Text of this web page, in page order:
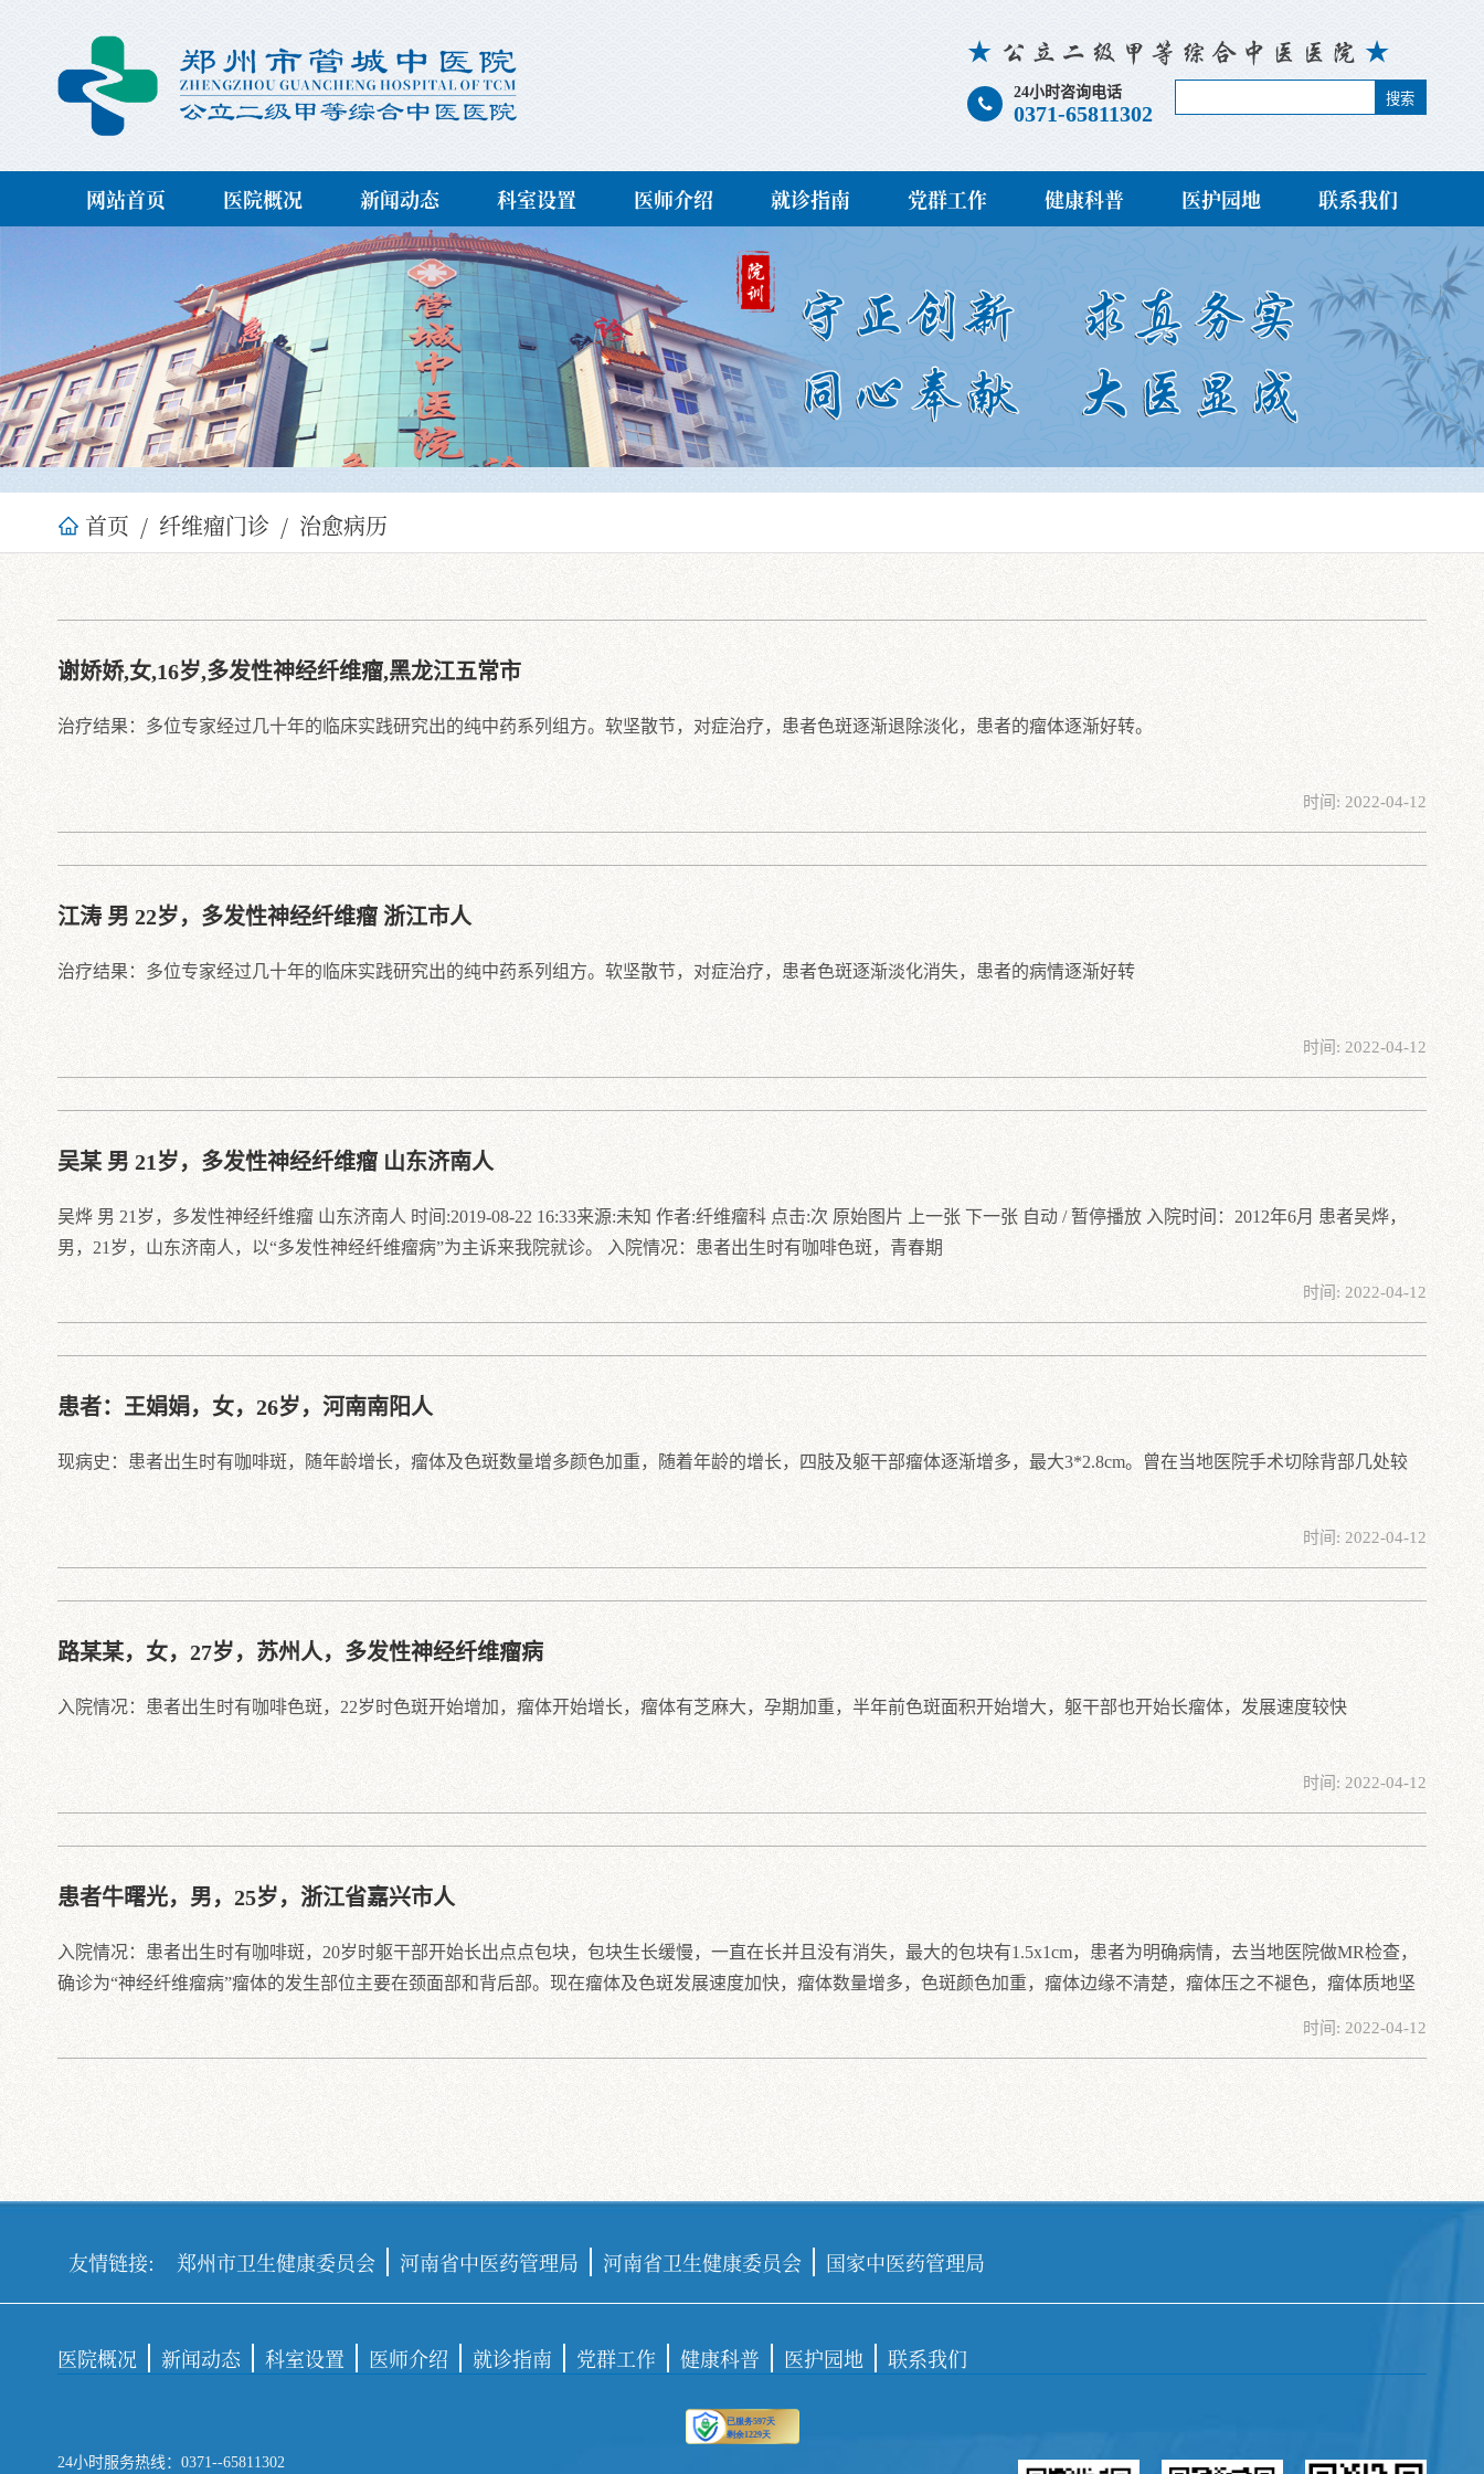
24小时咨询电话
0371-65811302
搜索
网站首页 医院概况 新闻动态 科室设置 医师介绍 就诊指南 党群工作 健康科普 医护园地 联系我们
首页 纤维瘤门诊 治愈病历
谢娇娇,女,16岁,多发性神经纤维瘤,黑龙江五常市
治疗结果：多位专家经过几十年的临床实践研究出的纯中药系列组方。软坚散节，对症治疗，患者色斑逐渐退除淡化，患者的瘤体逐渐好转。
时间: 2022-04-12
江涛 男 22岁，多发性神经纤维瘤 浙江市人
治疗结果：多位专家经过几十年的临床实践研究出的纯中药系列组方。软坚散节，对症治疗，患者色斑逐渐淡化消失，患者的病情逐渐好转
时间: 2022-04-12
吴某 男 21岁，多发性神经纤维瘤 山东济南人
吴烨 男 21岁，多发性神经纤维瘤 山东济南人 时间:2019-08-22 16:33来源:未知 作者:纤维瘤科 点击:次 原始图片 上一张 下一张 自动 / 暂停播放 入院时间：2012年6月 患者吴烨，
男，21岁，山东济南人，以“多发性神经纤维瘤病”为主诉来我院就诊。 入院情况：患者出生时有咖啡色斑，青春期
时间: 2022-04-12
患者：王娟娟，女，26岁，河南南阳人
现病史：患者出生时有咖啡斑，随年龄增长，瘤体及色斑数量增多颜色加重，随着年龄的增长，四肢及躯干部瘤体逐渐增多，最大3*2.8cm。曾在当地医院手术切除背部几处较
时间: 2022-04-12
路某某，女，27岁，苏州人，多发性神经纤维瘤病
入院情况：患者出生时有咖啡色斑，22岁时色斑开始增加，瘤体开始增长，瘤体有芝麻大，孕期加重，半年前色斑面积开始增大，躯干部也开始长瘤体，发展速度较快
时间: 2022-04-12
患者牛曙光，男，25岁，浙江省嘉兴市人
入院情况：患者出生时有咖啡斑，20岁时躯干部开始长出点点包块，包块生长缓慢，一直在长并且没有消失，最大的包块有1.5x1cm，患者为明确病情，去当地医院做MR检查，
确诊为“神经纤维瘤病”瘤体的发生部位主要在颈面部和背后部。现在瘤体及色斑发展速度加快，瘤体数量增多，色斑颜色加重，瘤体边缘不清楚，瘤体压之不褪色，瘤体质地坚
时间: 2022-04-12
友情链接: 郑州市卫生健康委员会 河南省中医药管理局 河南省卫生健康委员会 国家中医药管理局
医院概况 新闻动态 科室设置 医师介绍 就诊指南 党群工作 健康科普 医护园地 联系我们
24小时服务热线：0371--65811302